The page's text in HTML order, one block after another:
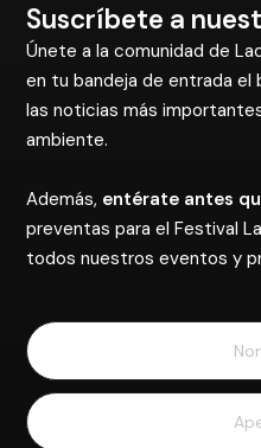
Suscríbete a
Únete a la comunidad de
en tu bandeja de entrada el
las noticias más
ambiente.
Además, entérate antes
preventas para el Festival
todos nuestros eventos y